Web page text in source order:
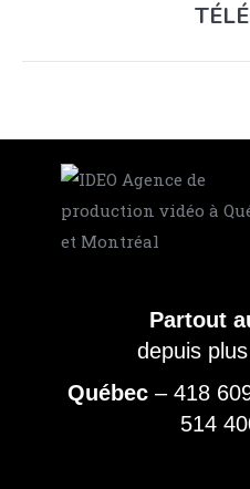
Partout
depuis
Québec – 418
514